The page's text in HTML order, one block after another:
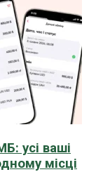
усі ваші
місці